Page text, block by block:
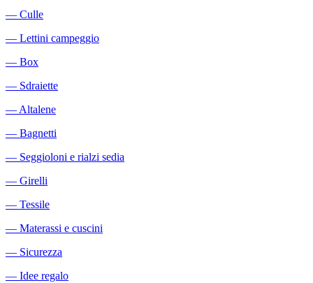
― Culle
― Lettini campeggio
― Box
― Sdraiette
―Altalene
― Bagnetti
― Seggioloni e rialzi sedia
― Girelli
― Tessile
― Materassi e cuscini
― Sicurezza
― Idee regalo